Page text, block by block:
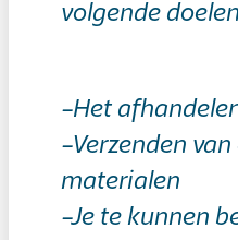
volgende
–Het
–Verzenden
materialen
–Je te kunnen